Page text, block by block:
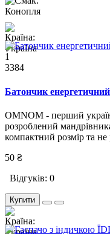
1
3384
Батончик
OMNOM - перший
розроблений
компактний розмір та не
50 ₴
Відгуків: 0
Купити